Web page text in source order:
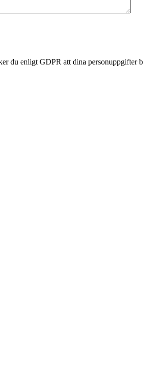
du enligt GDPR att dina personuppgifter